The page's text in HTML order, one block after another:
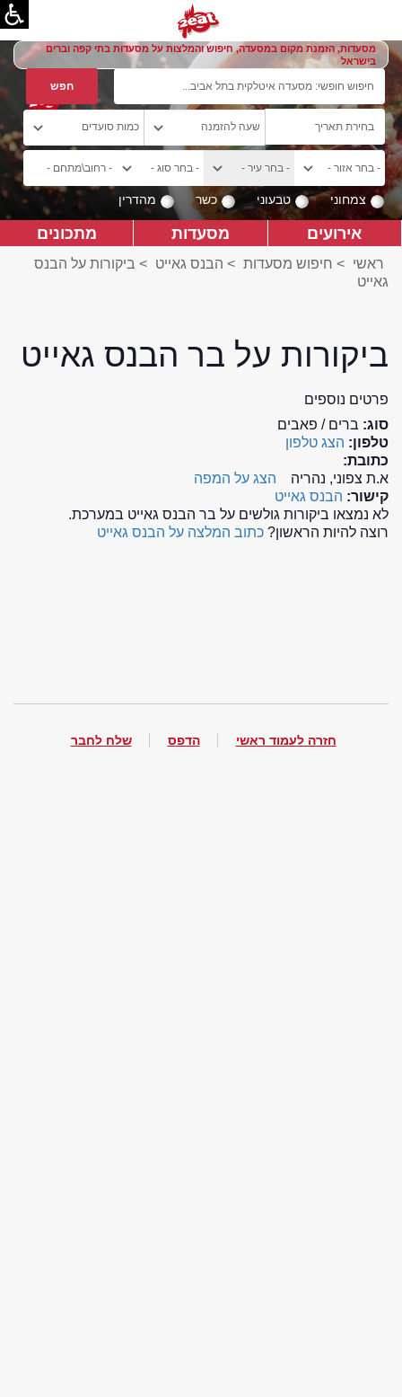
מסעדות, הזמנת מקום במסעדה, חיפוש והמלצות על מסעדות בתי קפה וברים
בישראל
צמחוני טבעוני כשר מהדרין
אירועים מסעדות מתכונים
ראשי > חיפוש מסעדות > הבנס גאייט > ביקורות על הבנס
גאייט
ביקורות על בר הבנס גאייט
פרטים נוספים
סוג: ברים / פאבים
טלפון: הצג טלפון
כתובת:
א.ת צפוני, נהריה
הצג על המפה
קישור: הבנס גאייט
לא נמצאו ביקורות גולשים על בר הבנס גאייט במערכת.
רוצה להיות הראשון? כתוב המלצה על הבנס גאייט
חזרה לעמוד ראשי הדפס שלח לחבר